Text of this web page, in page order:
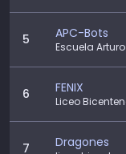
5 APC-Bots
Escuela
6 FENIX
Liceo
7 Dragones